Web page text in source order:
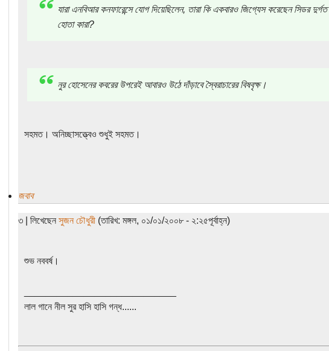
যারা এনবিআর কনফারেন্সে যোগ দিয়েছিলেন, তারা কি একবারও জিগ্যেস করেছেন সিডর
হোতা কারা?
নুর হোসেনের কবরের উপরেই আবারও উঠে দাঁড়াবে স্বৈরাচারের বিষবৃক্ষ।
সহমত। অনিচ্ছাসত্ত্বেও শুধুই সহমত।
জবাব
৩ | লিখেছেন সুজন চৌধুরী(তারিখ: মঙ্গল, ০১/০১/২০০৮ - ২:২৫পূর্বাহ্ন)
শুভ নববর্ষ।
লাল গানে নীল সুর হাসি হাসি গন্ধ......